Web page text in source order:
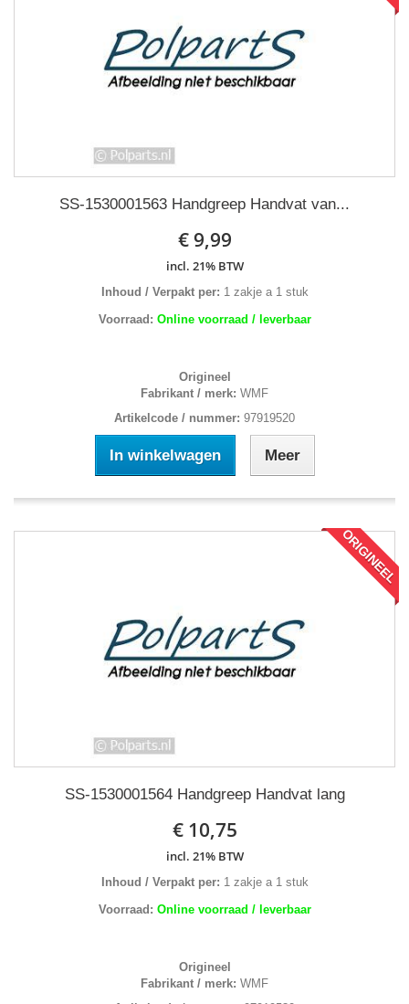
SS-1530001563 Handgreep Handvat van...
€ 9,99
incl. 21% BTW
Inhoud / Verpakt per: 1 zakje a 1 stuk
Voorraad: Online voorraad / leverbaar
Origineel
Fabrikant / merk: WMF
Artikelcode / nummer: 97919520
In winkelwagen Meer
ORIGINEEL
SS-1530001564 Handgreep Handvat lang
€ 10,75
incl. 21% BTW
Inhoud / Verpakt per: 1 zakje a 1 stuk
Voorraad: Online voorraad / leverbaar
Origineel
Fabrikant / merk: WMF